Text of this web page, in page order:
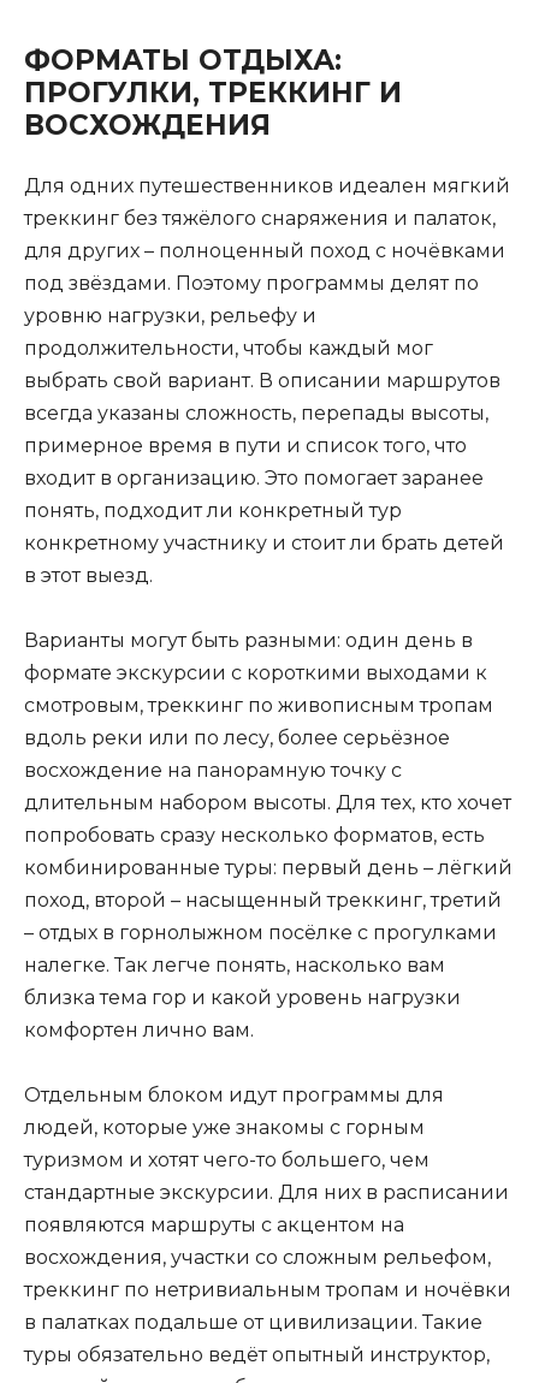
ФОРМАТЫ ОТДЫХА:
ПРОГУЛКИ, ТРЕККИНГ И
ВОСХОЖДЕНИЯ
Для одних путешественников идеален мягкий
треккинг без тяжёлого снаряжения и палаток,
для других – полноценный поход с ночёвками
под звёздами. Поэтому программы делят по
уровню нагрузки, рельефу и
продолжительности, чтобы каждый мог
выбрать свой вариант. В описании маршрутов
всегда указаны сложность, перепады высоты,
примерное время в пути и список того, что
входит в организацию. Это помогает заранее
понять, подходит ли конкретный тур
конкретному участнику и стоит ли брать детей
в этот выезд.
Варианты могут быть разными: один день в
формате экскурсии с короткими выходами к
смотровым, треккинг по живописным тропам
вдоль реки или по лесу, более серьёзное
восхождение на панорамную точку с
длительным набором высоты. Для тех, кто хочет
попробовать сразу несколько форматов, есть
комбинированные туры: первый день – лёгкий
поход, второй – насыщенный треккинг, третий
– отдых в горнолыжном посёлке с прогулками
налегке. Так легче понять, насколько вам
близка тема гор и какой уровень нагрузки
комфортен лично вам.
Отдельным блоком идут программы для
людей, которые уже знакомы с горным
туризмом и хотят чего-то большего, чем
стандартные экскурсии. Для них в расписании
появляются маршруты с акцентом на
восхождения, участки со сложным рельефом,
треккинг по нетривиальным тропам и ночёвки
в палатках подальше от цивилизации. Такие
туры обязательно ведёт опытный инструктор,